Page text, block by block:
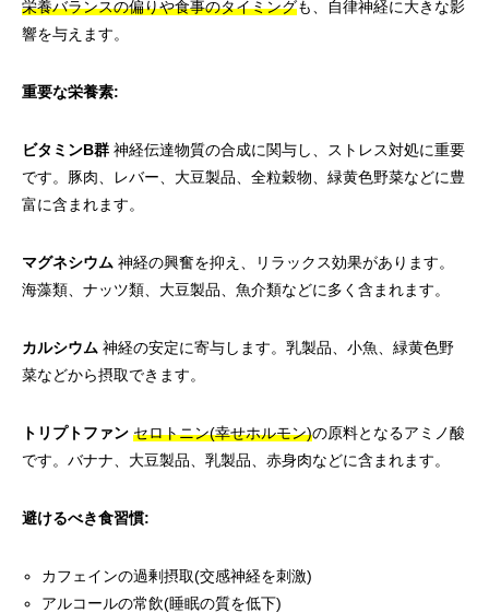
栄養バランスの偏りや食事のタイミングも、自律神経に大きな影
響を与えます。
重要な栄養素:
ビタミンB群 神経伝達物質の合成に関与し、ストレス対処に重要
です。豚肉、レバー、大豆製品、全粒穀物、緑黄色野菜などに豊
富に含まれます。
マグネシウム 神経の興奮を抑え、リラックス効果があります。
海藻類、ナッツ類、大豆製品、魚介類などに多く含まれます。
カルシウム 神経の安定に寄与します。乳製品、小魚、緑黄色野
菜などから摂取できます。
トリプトファン セロトニン(幸せホルモン)の原料となるアミノ酸
です。バナナ、大豆製品、乳製品、赤身肉などに含まれます。
避けるべき食習慣:
カフェインの過剰摂取(交感神経を刺激)
アルコールの常飲(睡眠の質を低下)